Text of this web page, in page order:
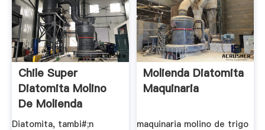
Chile Super
Diatomita Molino
De Molienda
Diatomita, tambi#;n
Molienda Diatomita
Maquinaria
maquinaria molino de trigo